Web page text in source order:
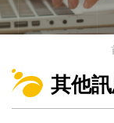
其他